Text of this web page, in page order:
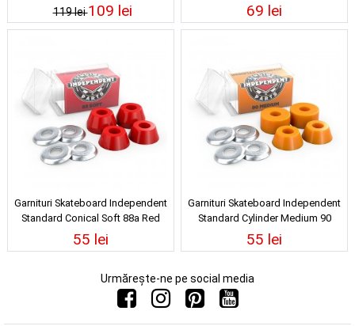
119 lei109 lei 69 lei
Garnituri Skateboard Independent
Standard Conical Soft 88a Red
55 lei
Garnituri Skateboard Independent
Standard Cylinder Medium 90
Orange
55 lei
Urmărește-ne pe social media